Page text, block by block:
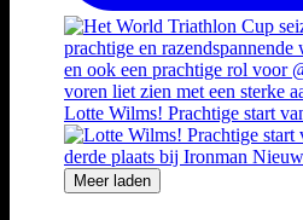
Lotte Wilms! Prachtige start
Meer laden